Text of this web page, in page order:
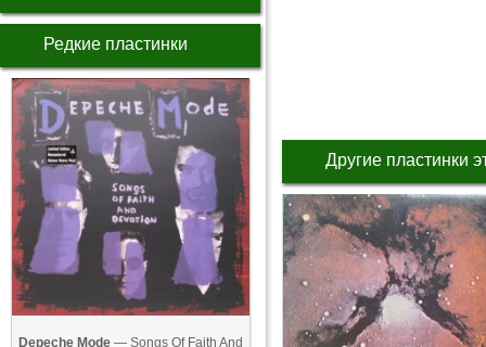
Редкие пластинки
Depeche Mode — Songs Of Faith And
Другие пластинки